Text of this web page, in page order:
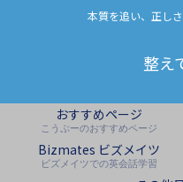
本質を追い、正し
整え
おすすめページ
こうぷーのおすすめページ
Bizmates ビズメイツ
ビズメイツでの英会話学習